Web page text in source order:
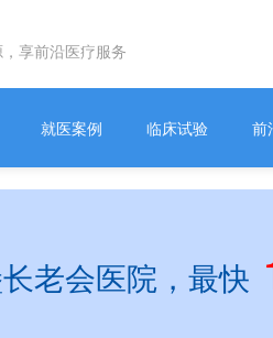
享前沿医疗服务
就医案例 临床试验 前
老会医院，最快